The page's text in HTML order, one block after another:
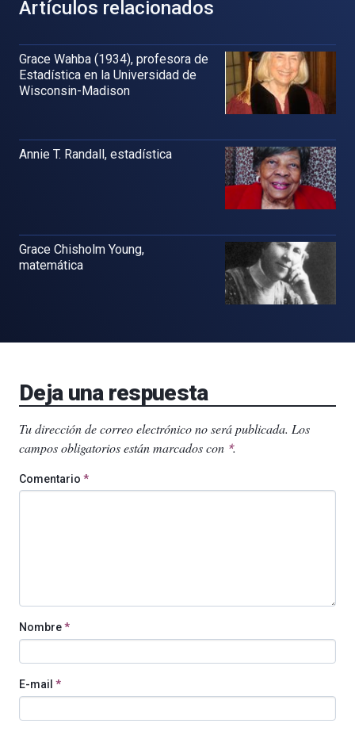
Artículos relacionados
Grace Wahba (1934), profesora de
Estadística en la Universidad de
Wisconsin-Madison
Annie T. Randall, estadística
Grace Chisholm Young,
matemática
Deja una respuesta
Tu dirección de correo electrónico no será publicada. Los
campos obligatorios están marcados con *.
Comentario *
Nombre*
E-mail *